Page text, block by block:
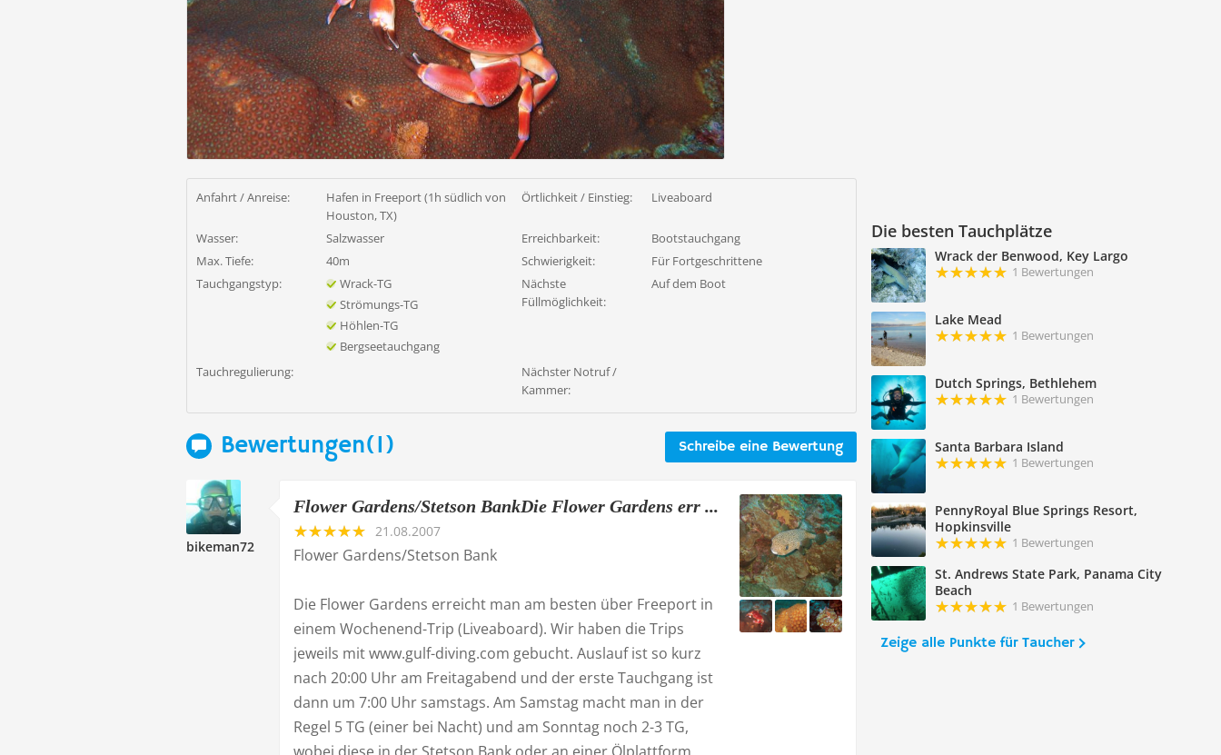
Die besten Tauchplätze
Wrack der Benwood, Key Largo
1 Bewertungen
Lake Mead
1 Bewertungen
Dutch Springs, Bethlehem
1 Bewertungen
Santa Barbara Island
1 Bewertungen
PennyRoyal Blue Springs Resort,
Hopkinsville
1 Bewertungen
St. Andrews State Park, Panama City
Beach
1 Bewertungen
Zeige alle Punkte für Taucher
Anfahrt / Anreise:
Hafen in Freeport (1h südlich von
Houston, TX)
Örtlichkeit / Einstieg: Liveaboard
Wasser: Salzwasser Erreichbarkeit:
Bootstauchgang
Max. Tiefe:
40m Schwierigkeit:
Für Fortgeschrittene
Tauchgangstyp:
Wrack-TG
Strömungs-TG
Höhlen-TG
Bergseetauchgang
Nächste
Füllmöglichkeit:
Auf dem Boot
Tauchregulierung:
Nächster Notruf /
Kammer:
Schreibe eine Bewertung
Bewertungen(1)
bikeman72
Flower Gardens/Stetson BankDie Flower Gardens err ...
21.08.2007
Flower Gardens/Stetson Bank
Die Flower Gardens erreicht man am besten über Freeport in
einem Wochenend-Trip (Liveaboard). Wir haben die Trips
jeweils mit www.gulf-diving.com gebucht. Auslauf ist so kurz
nach 20:00 Uhr am Freitagabend und der erste Tauchgang ist
dann um 7:00 Uhr samstags. Am Samstag macht man in der
Regel 5 TG (einer bei Nacht) und am Sonntag noch 2-3 TG,